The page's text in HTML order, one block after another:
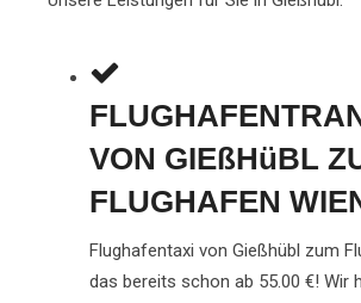
VON GIEßHüBL
FLUGHAFEN
Flughafentaxi von Gießhübl zum
das bereits schon ab 55.00 €! Wir